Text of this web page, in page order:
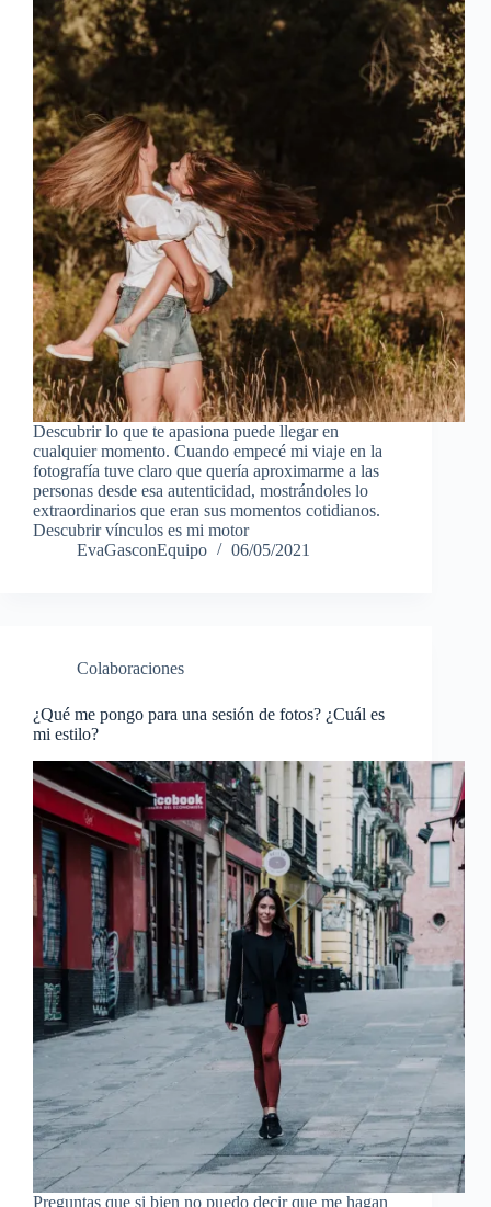
Descubrir lo que te apasiona puede llegar en
cualquier momento. Cuando empecé mi viaje en la
fotografía tuve claro que quería aproximarme a las
personas desde esa autenticidad, mostrándoles lo
extraordinarios que eran sus momentos cotidianos.
Descubrir vínculos es mi motor
EvaGasconEquipo
06/05/2021
Colaboraciones
¿Qué me pongo para una sesión de fotos? ¿Cuál es
mi estilo?
Preguntas que si bien no puedo decir que me hagan